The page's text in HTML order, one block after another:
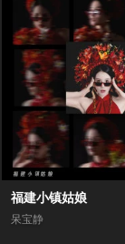
福建小镇姑娘
呆宝静